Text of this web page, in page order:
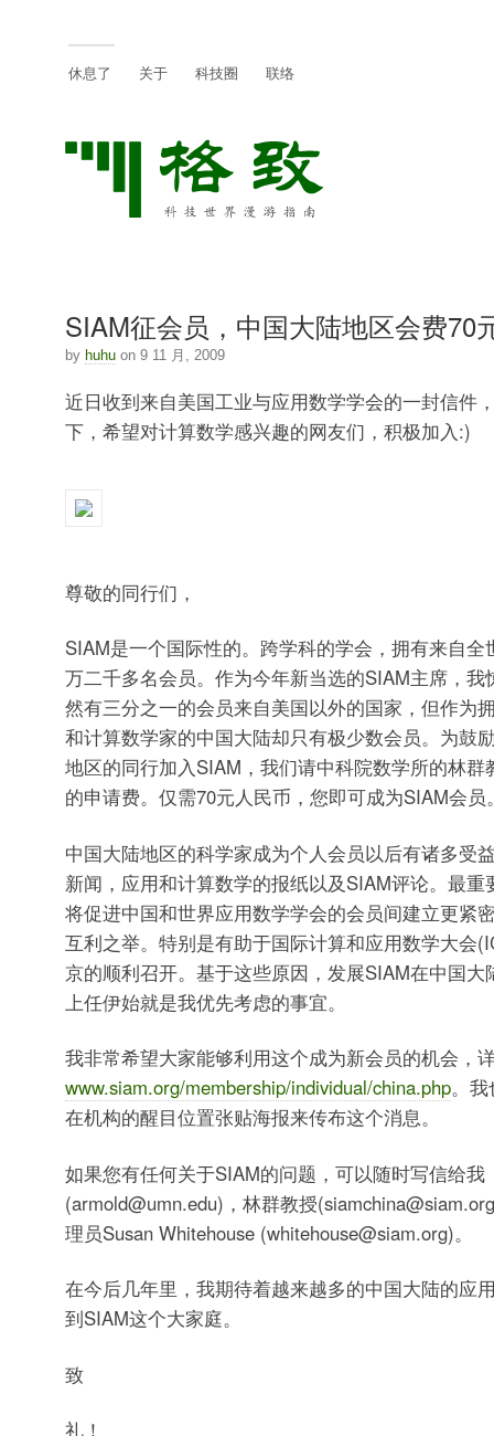
休息了 关于 科技圈 联络
SIAM征会员，中国大陆地区会费70
by huhuon 9 11 月, 2009
近日收到来自美国工业与应用数学学会的一封信件
下，希望对计算数学感兴趣的网友们，积极加入:)
尊敬的同行们，
SIAM是一个国际性的。跨学科的学会，拥有来自全
万二千多名会员。作为今年新当选的SIAM主席，我
然有三分之一的会员来自美国以外的国家，但作为
和计算数学家的中国大陆却只有极少数会员。为鼓
地区的同行加入SIAM，我们请中科院数学所的林群
的申请费。仅需70元人民币，您即可成为SIAM会员
中国大陆地区的科学家成为个人会员以后有诸多受
新闻，应用和计算数学的报纸以及SIAM评论。最重
将促进中国和世界应用数学学会的会员间建立更紧
互利之举。特别是有助于国际计算和应用数学大会
京的顺利召开。基于这些原因，发展SIAM在中国大
上任伊始就是我优先考虑的事宜。
我非常希望大家能够利用这个成为新会员的机会，
www.siam.org/membership/individual/china.php。我
在机构的醒目位置张贴海报来传布这个消息。
如果您有任何关于SIAM的问题，可以随时写信给我
(armold@umn.edu)，林群教授
理员Susan Whitehouse (whitehouse@siam.org)。
在今后几年里，我期待着越来越多的中国大陆的应
到SIAM这个大家庭。
致
礼！